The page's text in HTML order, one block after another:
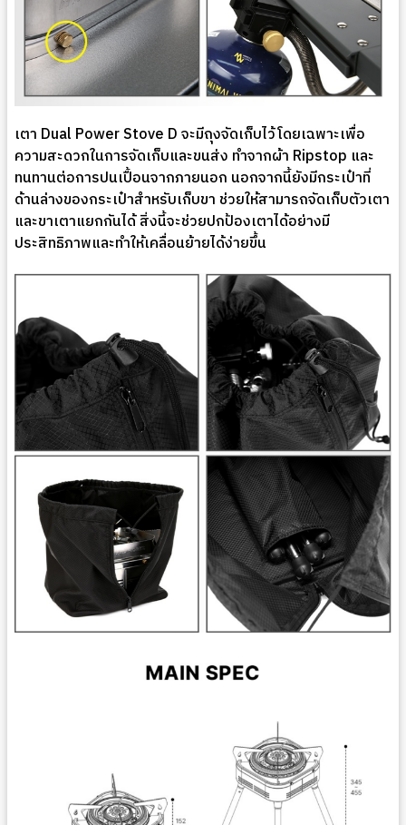
เตา Dual Power Stove D จะมีถุงจัดเก็บไว้โดยเฉพาะเพื่อ
ความสะดวกในการจัดเก็บและขนส่ง ทำจากผ้า Ripstop และ
ทนทานต่อการปนเปื้อนจากภายนอก นอกจากนี้ยังมีกระเป๋าที่
ด้านล่างของกระเป๋าสำหรับเก็บขา ช่วยให้สามารถจัดเก็บตัวเตา
และขาเตาแยกกันได้ สิ่งนี้จะช่วยปกป้องเตาได้อย่างมี
ประสิทธิภาพและทำให้เคลื่อนย้ายได้ง่ายขึ้น